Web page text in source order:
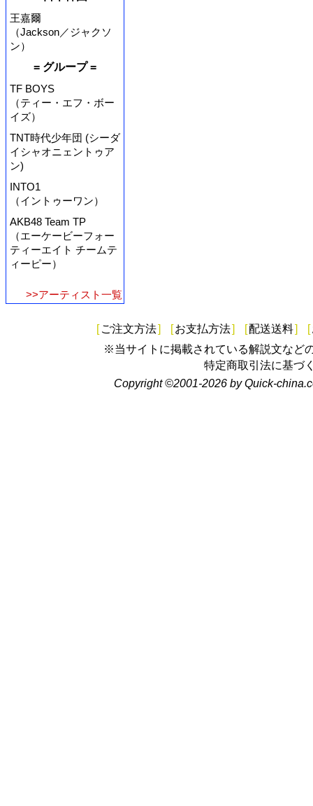
王嘉爾
（Jackson／ジャクソ
ン）
= グループ =
TF BOYS
（ティー・エフ・ボー
イズ）
TNT時代少年団 (シーダ
イシャオニェントゥア
ン)
INTO1
（イントゥーワン）
AKB48 Team TP
（エーケービーフォー
ティーエイト チームテ
ィーピー）
>>アーティスト一覧
[ ご注文方法] [お支払方法] [配送送料] [
※当サイトに掲載されている解説文など
特定商取引法に基づ
Copyright ©2001-2026 by Quick-